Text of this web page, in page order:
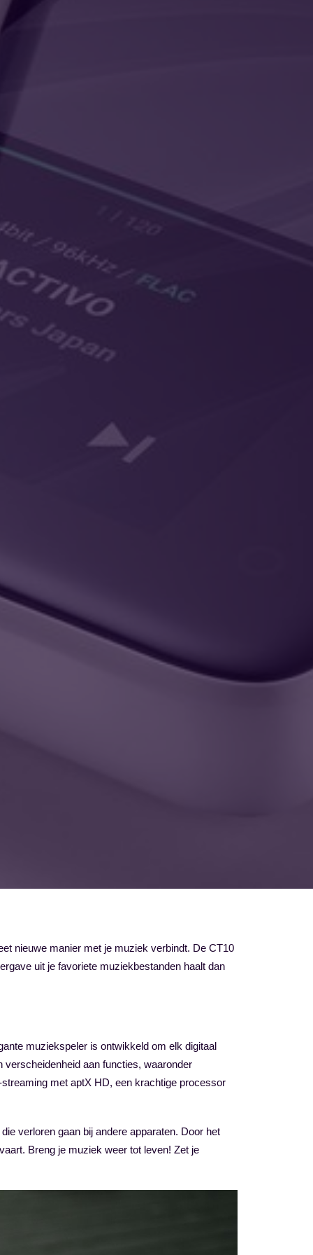
nieuwe manier met je muziek verbindt. De CT10
uit je favoriete muziekbestanden haalt dan
muziekspeler is ontwikkeld om elk digitaal
aan functies, waaronder
met aptX HD, een krachtige processor
verloren gaan bij andere apparaten. Door het
Breng je muziek weer tot leven! Zet je